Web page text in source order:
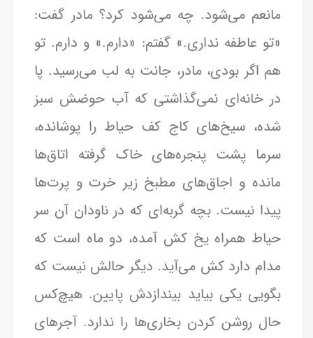
مانعم می‌شود. چه می‌شود کرد؟ مادر گفت:
«تو عاطفه نداری.» گفتم: «دارم.» و دارم. تو
هم اگر بودی، مادر، جانت به لب می‌رسید. پا
در خانه‌ای نمی‌گذاشتی که آب حوضش سبز
شده، سیخ‌های کاج کف حیاط را پوشانده،
سرما پشت پنجره‌های خاک گرفته اتاق‌ها
مانده و اجاق‌های مطبخ زیر خرت و پرت‌ها
پیدا نیست. بچه گربه‌ای که در ناودان آن سر
حیاط همراه یخ کش آمده، دو ماه است که
مدام دارد کش می‌آید. دیگر حالش نیست که
بگویی یکی بیاید بیندازدش پایین. هیچ‌کس
حال روشن کردن بخاری‌ها را ندارد. آجرهای